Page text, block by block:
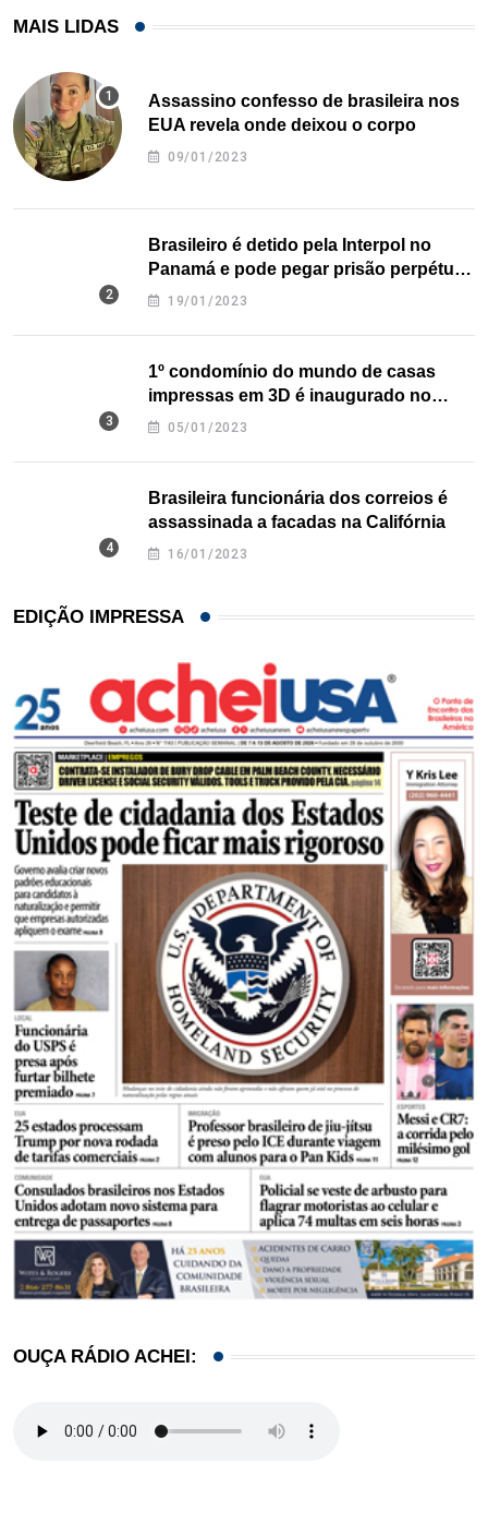
MAIS LIDAS
Assassino confesso de brasileira nos
EUA revela onde deixou o corpo
09/01/2023
Brasileiro é detido pela Interpol no
Panamá e pode pegar prisão perpétua
nos EUA
19/01/2023
1º condomínio do mundo de casas
impressas em 3D é inaugurado no
Texas
05/01/2023
Brasileira funcionária dos correios é
assassinada a facadas na Califórnia
16/01/2023
EDIÇÃO IMPRESSA
OUÇA RÁDIO ACHEI: